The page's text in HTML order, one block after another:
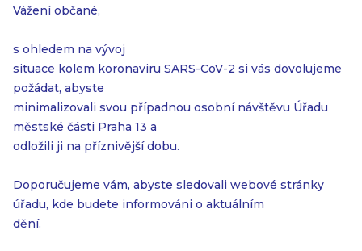
Vážení občané,
s ohledem na vývoj
situace kolem koronaviru SARS-CoV-2 si vás dovolujeme
požádat, abyste
minimalizovali svou případnou osobní návštěvu Úřadu
městské části Praha 13 a
odložili ji na příznivější dobu.
Doporučujeme vám, abyste sledovali webové stránky
úřadu, kde budete informováni o aktuálním
dění.